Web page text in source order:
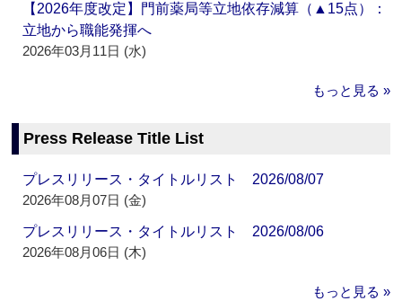
【2026年度改定】門前薬局等立地依存減算（▲15点）：
立地から職能発揮へ
2026年03月11日 (水)
もっと見る »
Press Release Title List
プレスリリース・タイトルリスト 2026/08/07
2026年08月07日 (金)
プレスリリース・タイトルリスト 2026/08/06
2026年08月06日 (木)
もっと見る »